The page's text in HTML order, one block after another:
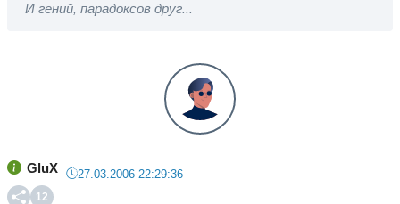
И гений, парадоксов друг...
GluX 27.03.2006 22:29:36
12